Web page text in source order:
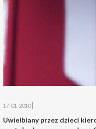
17-01-2010
Uwielbiany przez dzieci